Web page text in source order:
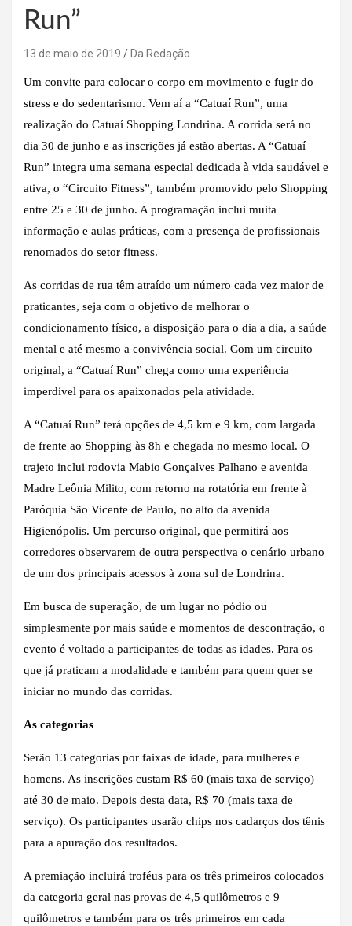
Run”
13 de maio de 2019 Da Redação
Um convite para colocar o corpo em movimento e fugir do
stress e do sedentarismo. Vem aí a “Catuaí Run”, uma
realização do Catuaí Shopping Londrina. A corrida será no
dia 30 de junho e as inscrições já estão abertas. A “Catuaí
Run” integra uma semana especial dedicada à vida saudável e
ativa, o “Circuito Fitness”, também promovido pelo Shopping
entre 25 e 30 de junho. A programação inclui muita
informação e aulas práticas, com a presença de profissionais
renomados do setor fitness.
As corridas de rua têm atraído um número cada vez maior de
praticantes, seja com o objetivo de melhorar o
condicionamento físico, a disposição para o dia a dia, a saúde
mental e até mesmo a convivência social. Com um circuito
original, a “Catuaí Run” chega como uma experiência
imperdível para os apaixonados pela atividade.
A “Catuaí Run” terá opções de 4,5 km e 9 km, com largada
de frente ao Shopping às 8h e chegada no mesmo local. O
trajeto inclui rodovia Mabio Gonçalves Palhano e avenida
Madre Leônia Milito, com retorno na rotatória em frente à
Paróquia São Vicente de Paulo, no alto da avenida
Higienópolis. Um percurso original, que permitirá aos
corredores observarem de outra perspectiva o cenário urbano
de um dos principais acessos à zona sul de Londrina.
Em busca de superação, de um lugar no pódio ou
simplesmente por mais saúde e momentos de descontração, o
evento é voltado a participantes de todas as idades. Para os
que já praticam a modalidade e também para quem quer se
iniciar no mundo das corridas.
As categorias
Serão 13 categorias por faixas de idade, para mulheres e
homens. As inscrições custam R$ 60 (mais taxa de serviço)
até 30 de maio. Depois desta data, R$ 70 (mais taxa de
serviço). Os participantes usarão chips nos cadarços dos tênis
para a apuração dos resultados.
A premiação incluirá troféus para os três primeiros colocados
da categoria geral nas provas de 4,5 quilômetros e 9
quilômetros e também para os três primeiros em cada